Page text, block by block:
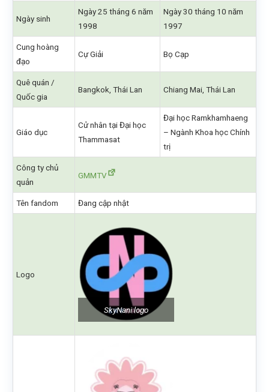
Ngày sinh
Ngày 25 tháng 6 năm
1998
Ngày 30 tháng 10 năm
1997
Cung hoàng
đạo
Cự Giải Bọ Cạp
Quê quán /
Quốc gia
Bangkok, Thái Lan Chiang Mai, Thái Lan
Giáo dục
Cử nhân tại Đại học
Thammasat
Đại học Ramkhamhaeng
– Ngành Khoa học Chính
trị
Công ty chủ
quản
GMMTV
Tên fandom Đang cập nhật
Logo
SkyNani logo